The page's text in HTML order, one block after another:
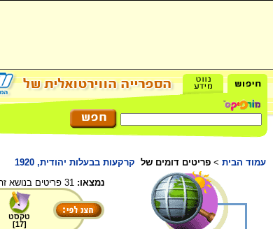
עמוד הבית > פריטים דומים של קרקעות בבעלות יהודית, 1920
נמצאו:
טקסט
[
17
]